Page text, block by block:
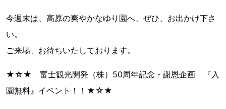
今週末は、高原の爽やかなゆり園へ、ぜひ、お出かけ下さ
い。
ご来場、お待ちいたしております。
★☆★ 富士観光開発（株）50周年記念・謝恩企画 『入
園無料』イベント！！★☆★